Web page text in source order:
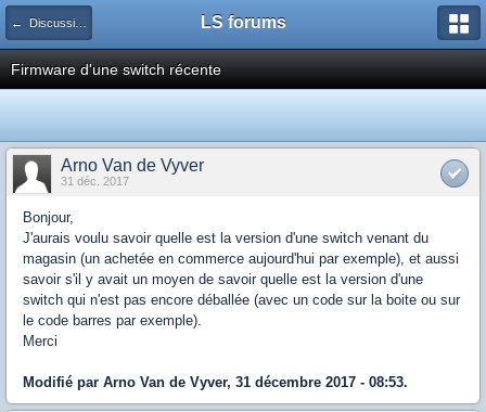
← Discussions générales (jeux, hardware...) LS forums
Firmware d'une switch récente
Arno Van de Vyver
31 déc. 2017
Bonjour,
J'aurais voulu savoir quelle est la version d'une switch venant du
magasin (un achetée en commerce aujourd'hui par exemple), et aussi
savoir s'il y avait un moyen de savoir quelle est la version d'une
switch qui n'est pas encore déballée (avec un code sur la boite ou sur
le code barres par exemple).
Merci
Modifié par Arno Van de Vyver, 31 décembre 2017 - 08:53.